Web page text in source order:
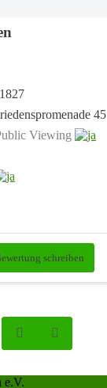
45
Viewing
schreiben
e.V.